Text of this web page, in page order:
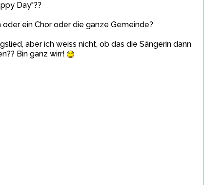
Day"??
ein Chor oder die ganze Gemeinde?
aber ich weiss nicht, ob das die Sängerin dann
Bin ganz wirr!